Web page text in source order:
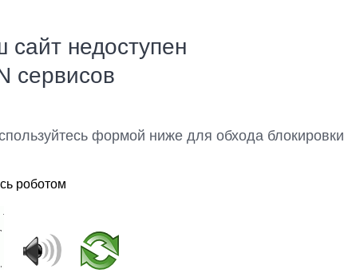
недоступен
сервисов
формой ниже для обхода блокировки
роботом